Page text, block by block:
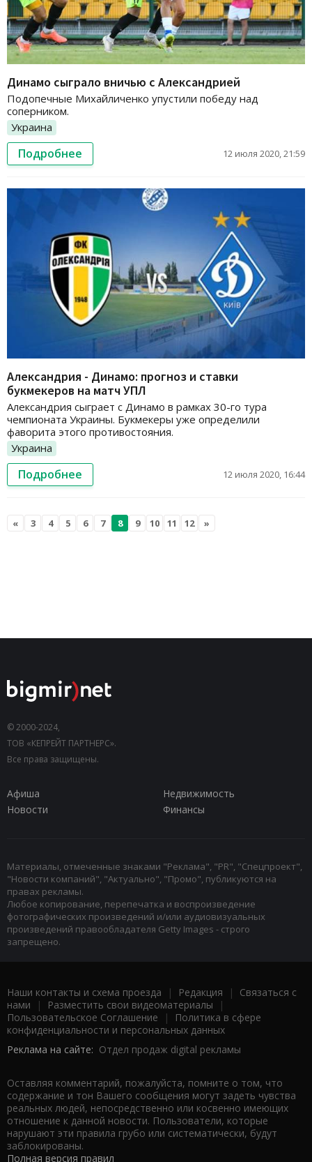
Динамо сыграло вничью с Александрией
Подопечные Михайличенко упустили победу над
соперником.
Украина
Подробнее 12 июля 2020, 21:59
Александрия - Динамо: прогноз и ставки
букмекеров на матч УПЛ
Александрия сыграет с Динамо в рамках 30-го тура
чемпионата Украины. Букмекеры уже определили
фаворита этого противостояния.
Украина
Подробнее 12 июля 2020, 16:44
« 3 4 5 6 7 8 9 10 11 12 »
© 2000-2024,
ТОВ «КЕПРЕЙТ ПАРТНЕРС».
Все права защищены.
Афиша
Недвижимость
Новости
Финансы
Материалы, отмеченные знаками "Реклама", "PR", "Спецпроект",
"Новости компаний", "Актуально", "Промо", публикуются на
правах рекламы.
Любое копирование, перепечатка и воспроизведение
фотографических произведений и/или аудиовизуальных
произведений правообладателя Getty Images - строго
запрещено.
Наши контакты и схема проезда | Редакция | Связаться с
нами | Разместить свои видеоматериалы |
Пользовательское Соглашение |
Политика в сфере
конфиденциальности и персональных данных
Реклама на сайте: Отдел продаж digital рекламы
Оставляя комментарий, пожалуйста, помните о том, что
содержание и тон Вашего сообщения могут задеть чувства
реальных людей, непосредственно или косвенно имеющих
отношение к данной новости. Пользователи, которые
нарушают эти правила грубо или систематически, будут
заблокированы.
Полная версия правил